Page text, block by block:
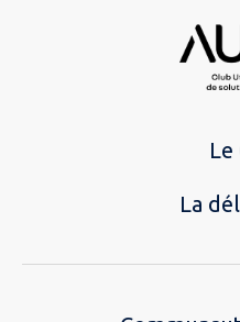
Le
La